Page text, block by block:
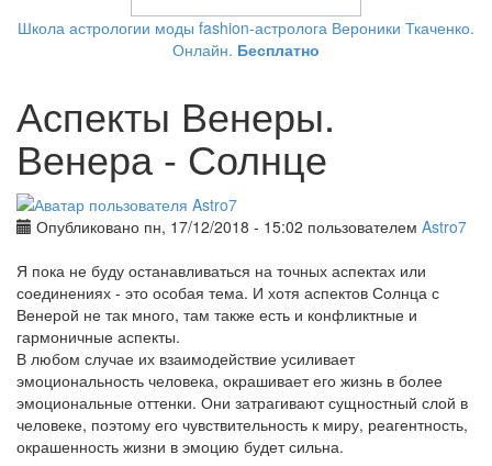
Школа астрологии моды fashion-астролога Вероники Ткаченко.
Онлайн. Бесплатно
Аспекты Венеры.
Венера - Солнце
Опубликовано пн, 17/12/2018 - 15:02 пользователем Astro7
Я пока не буду останавливаться на точных аспектах или
соединениях - это особая тема. И хотя аспектов Солнца с
Венерой не так много, там также есть и конфликтные и
гармоничные аспекты.
В любом случае их взаимодействие усиливает
эмоциональность человека, окрашивает его жизнь в более
эмоциональные оттенки. Они затрагивают сущностный слой в
человеке, поэтому его чувствительность к миру, реагентность,
окрашенность жизни в эмоцию будет сильна.